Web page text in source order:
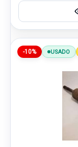
-10% USADO